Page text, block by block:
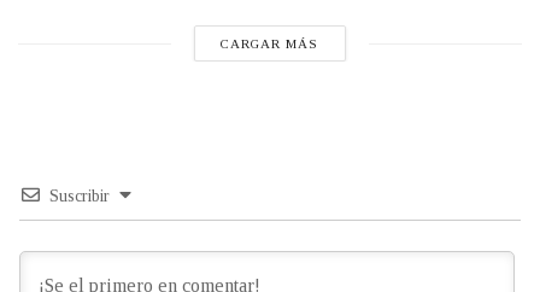
CARGAR MÁS
Suscribir